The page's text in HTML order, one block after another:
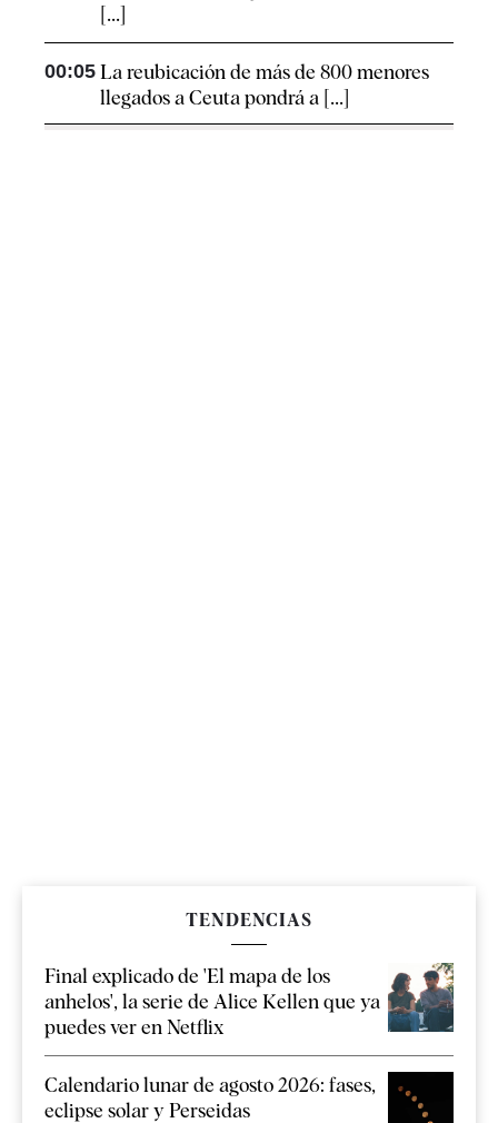
[...]
00:05 La reubicación de más de 800 menores
llegados a Ceuta pondrá a [...]
TENDENCIAS
Final explicado de 'El mapa de los
anhelos', la serie de Alice Kellen que ya
puedes ver en Netflix
Calendario lunar de agosto 2026: fases,
eclipse solar y Perseidas